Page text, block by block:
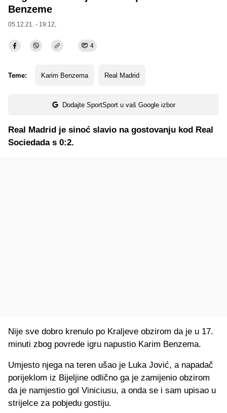
Benzeme
05.12.21. - 19:12,
4
Teme: Karim Benzema Real Madrid
Dodajte SportSport u vaš Google izbor
Real Madrid je sinoć slavio na gostovanju kod Real
Sociedada s 0:2.
Nije sve dobro krenulo po Kraljeve obzirom da je u 17.
minuti zbog povrede igru napustio Karim Benzema.
Umjesto njega na teren ušao je Luka Jović, a napadač
porijeklom iz Bijeljine odlično ga je zamijenio obzirom
da je namjestio gol Viniciusu, a onda se i sam upisao u
strijelce za pobjedu gostiju.